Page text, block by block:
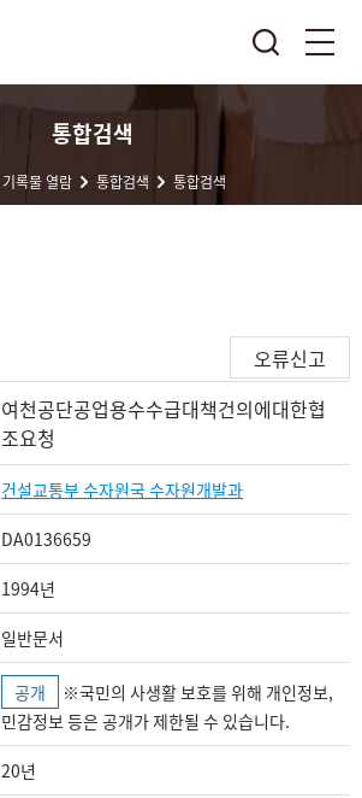
통합검색
기록물 열람 통합검색 통합검색
오류신고
여천공단공업용수수급대책건의에대한협
조요청
건설교통부 수자원국 수자원개발과
DA0136659
1994년
일반문서
공개
민감정보 등은 공개가 제한될 수 있습니다.
20년